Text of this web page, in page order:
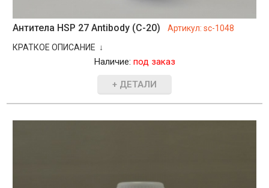
Антитела HSP 27 Antibody (C-20) Артикул:sc-1048
КРАТКОЕ ОПИСАНИЕ ↓
Наличие: под заказ
+ ДЕТАЛИ